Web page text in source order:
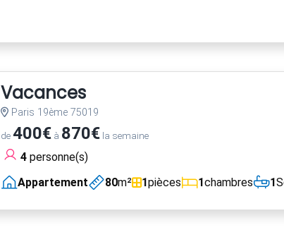
Vacances
Paris 19ème 75019
de400€à 870€la semaine
4personne(s)
Appartement
80m² 1pièces 1chambres 1